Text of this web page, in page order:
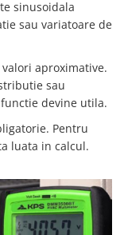
sinusoidala
sau variatoare de
aproximative.
sau
devine utila.
Pentru
luata in calcul.